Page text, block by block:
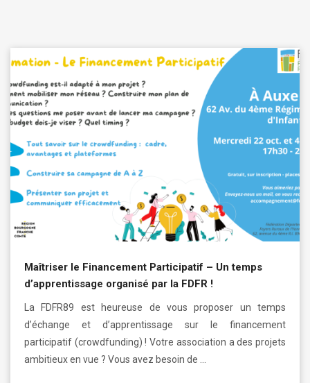
Maîtriser le Financement Participatif – Un temps
d’apprentissage organisé par la FDFR !
La FDFR89 est heureuse de vous proposer un temps
d’échange et d’apprentissage sur le financement
participatif (crowdfunding) ! Votre association a des projets
ambitieux en vue ? Vous avez besoin de …